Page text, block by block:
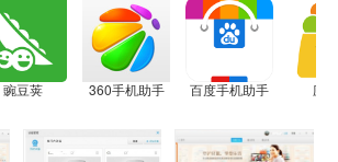
豌豆荚 360手机助手 百度手机助手 应